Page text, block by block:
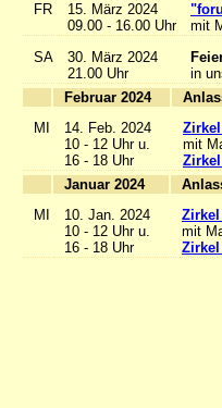
FR
15. März 2024
09.00 - 16.00 Uhr
mit
SA
30. März 2024
21.00 Uhr
in
Februar 2024
MI
14. Feb. 2024
10 - 12 Uhr u.
16 - 18 Uhr
mit
Januar 2024
MI
10. Jan. 2024
10 - 12 Uhr u.
16 - 18 Uhr
mit